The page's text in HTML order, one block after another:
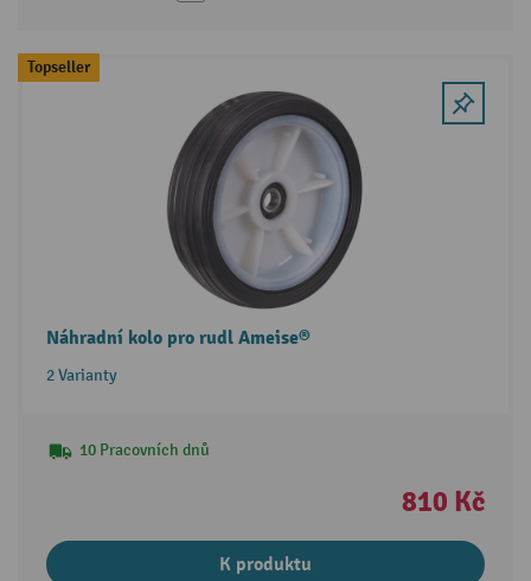
Topseller
Náhradní kolo pro rudl Ameise®
2 Varianty
10 Pracovních dnů
810 Kč
K produktu